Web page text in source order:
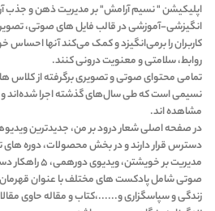
اپلیکیشن " نسیم آرامش" بر مدیریت ذهن و جذب
انگیزشی-آموزشی در قالب فایل های صوتی،
کاربران را برمی‌انگیزد و کمک می‌کند آنها
روابط، سلامتی و معنویت درونی کنند.
تمامی محتوای صوتی و تصویری برگرفته از کلاس
نسیمی است که طی سال‌های گذشته اجرا شده‌اند و
مشاهده اند.
در صفحه اصلی شعار درود بر من، جدیدترین
دسترس قرار دارند و در بخش محصولات، دوره
مدیریت بر
صوتی شامل پادکست های مختلف با عنوان قهرمان
زندگی و سپاسگزاری و......،کتاب و مقاله حاوی